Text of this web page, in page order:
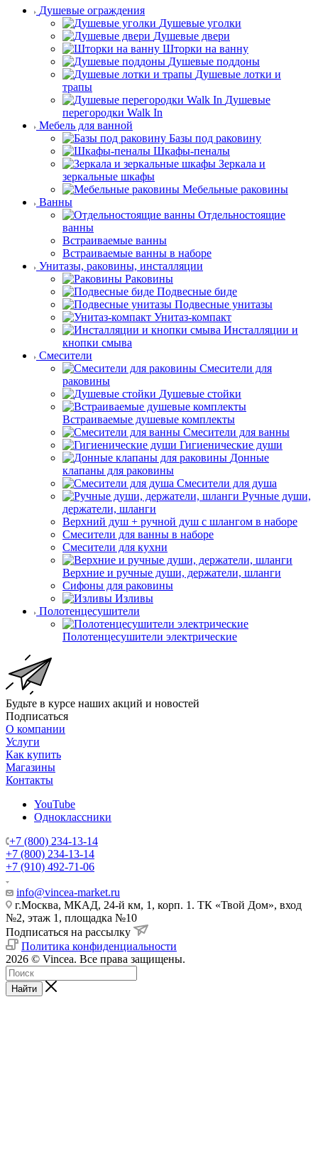
Душевые ограждения
Душевые уголки
Душевые двери
Шторки на ванну
Душевые поддоны
Душевые лотки и
трапы
Душевые
перегородки Walk In
Мебель для ванной
Базы под раковину
Шкафы-пеналы
Зеркала и
зеркальные шкафы
Мебельные раковины
Ванны
Отдельностоящие
ванны
Встраиваемые ванны
Встраиваемые ванны в наборе
Унитазы, раковины, инсталляции
Раковины
Подвесные биде
Подвесные унитазы
Унитаз-компакт
Инсталляции и
кнопки смыва
Смесители
Смесители для
раковины
Душевые стойки
Встраиваемые душевые комплекты
Смесители для ванны
Гигиенические души
Донные
клапаны для раковины
Смесители для душа
Ручные души,
держатели, шланги
Верхний душ + ручной душ с шлангом в наборе
Смесители для ванны в наборе
Смесители для кухни
Верхние и ручные души, держатели, шланги
Сифоны для раковины
Изливы
Полотенцесушители
Полотенцесушители электрические
Будьте в курсе наших акций и новостей
Подписаться
О компании
Услуги
Как купить
Магазины
Контакты
YouTube
Одноклассники
+7 (800) 234-13-14
+7 (800) 234-13-14
+7 (910) 492-71-06
info@vincea-market.ru
г.Москва, МКАД, 24-й км, 1, корп. 1. ТК «Твой Дом», вход
№2, этаж 1, площадка №10
Подписаться на рассылку
Политика конфиденциальности
2026 © Vincea. Все права защищены.
Найти